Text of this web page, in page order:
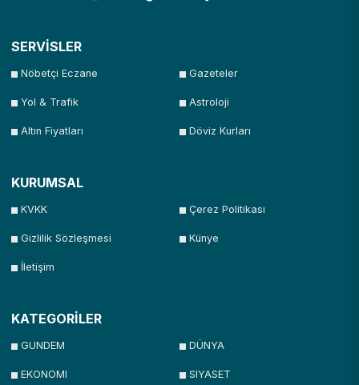
SERVİSLER
Nöbetçi Eczane Gazeteler
Yol & Trafik Astroloji
Altın Fiyatları Döviz Kurları
KURUMSAL
KVKK Çerez Politikası
Gizlilik Sözleşmesi Künye
İletişim
KATEGORİLER
GUNDEM DÜNYA
EKONOMI SIYASET